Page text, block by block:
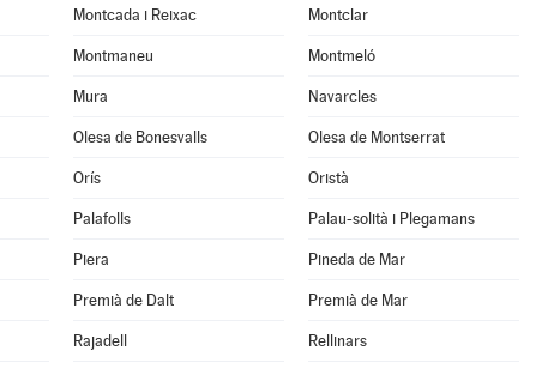
Montcada i Reixac Montclar
Montmaneu Montmeló
Mura Navarcles
Olesa de Bonesvalls Olesa de Montserrat
Orís Oristà
Palafolls Palau-solità i Plegamans
Piera Pineda de Mar
Premià de Dalt Premià de Mar
Rajadell Rellinars